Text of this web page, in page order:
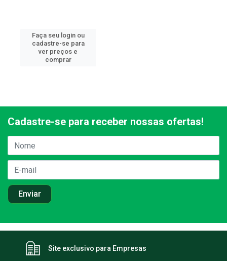
Faça seu login ou
cadastre-se para
ver preços e
comprar
Cadastre-se para receber nossas ofertas!
Site exclusivo para Empresas